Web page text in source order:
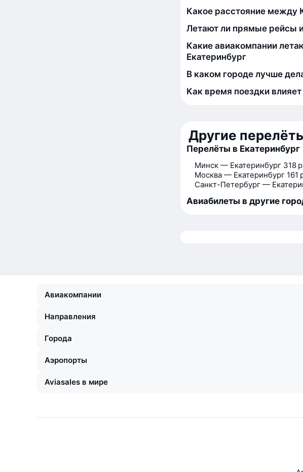
Какое расстояние между
Летают ли прямые рейсы
Какие авиакомпании
Екатеринбург
В каком городе лучше
Как время поездки
Другие
Перелёты в Екатеринбург
Минск — Екатеринбург 318
Москва — Екатеринбург 161
Санкт-Петербург —
Авиабилеты в другие
Авиакомпании
Направления
Города
Аэропорты
Aviasales в мире